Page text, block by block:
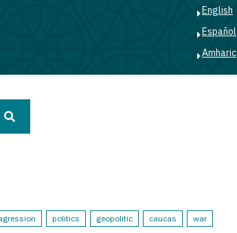
English
Español
Amharic
politics geopolitic caucas war